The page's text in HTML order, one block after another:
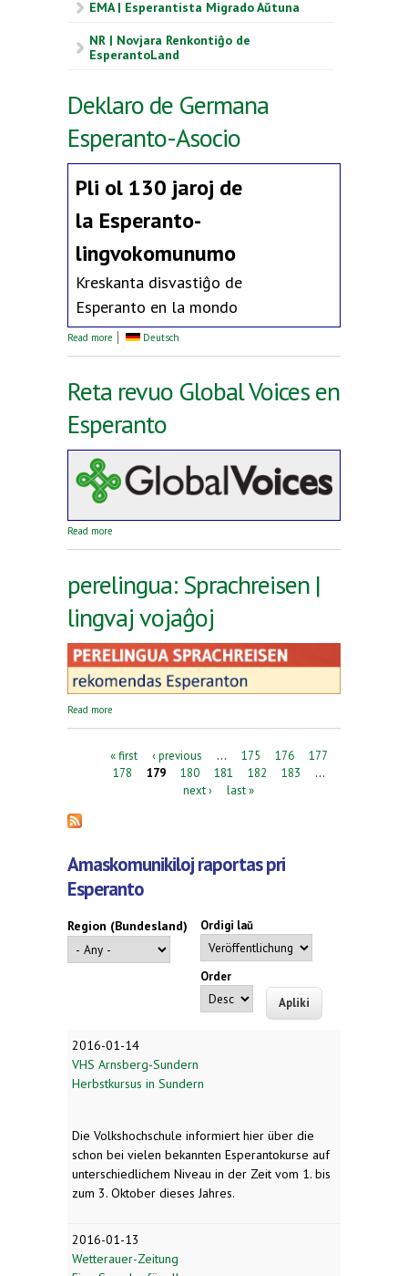
EMA | Esperantista Migrado Aŭtuna
NR | Novjara Renkontiĝo de
EsperantoLand
Deklaro de Germana
Esperanto-Asocio
Pli ol 130 jaroj de
la Esperanto-
lingvokomunumo
Kreskanta disvastiĝo de
Esperanto en la mondo
Read more about Deklaro de Germana Esperanto-Asocio
Deutsch
Reta revuo Global Voices en
Esperanto
Read more
perelingua: Sprachreisen |
lingvaj vojaĝoj
Read more
Pages« first ‹ previous … 175 176
177
178
179 180 181 182 183
…
next ›
last »
Amaskomunikiloj raportas pri
Esperanto
Region (Bundesland) Ordigi laŭ
Order
2016-01-14
VHS Arnsberg-Sundern
Herbstkursus in Sundern
Die Volkshochschule informiert hier über die
schon bei vielen bekannten Esperantokurse auf
unterschiedlichem Niveau in der Zeit vom 1. bis
zum 3. Oktober dieses Jahres.
2016-01-13
Wetterauer-Zeitung